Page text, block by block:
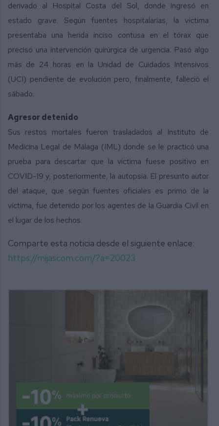
derivado al Hospital Costa del Sol, donde ingresó en
estado grave. Según fuentes hospitalarias, la víctima
presentaba una herida inciso contusa en el tórax que
precisó una intervención quirúrgica de urgencia. Pasó algo
más de 24 horas en la Unidad de Cuidados Intensivos
(UCI) pendiente de evolución pero, finalmente, falleció el
sábado.
Agresor detenido
Sus restos mortales fueron trasladados al Instituto de
Medicina Legal de Málaga (IML) donde se le practicó una
prueba para descartar que la víctima fuese positivo en
COVID-19 y, posteriormente, la autopsia. El presunto autor
del ataque, que según fuentes oficiales es primo de la
víctima, fue detenido por los agentes de la Guardia Civil en
el lugar de los hechos.
Comparte esta noticia desde el siguiente enlace:
https://mijascom.com/?a=20023